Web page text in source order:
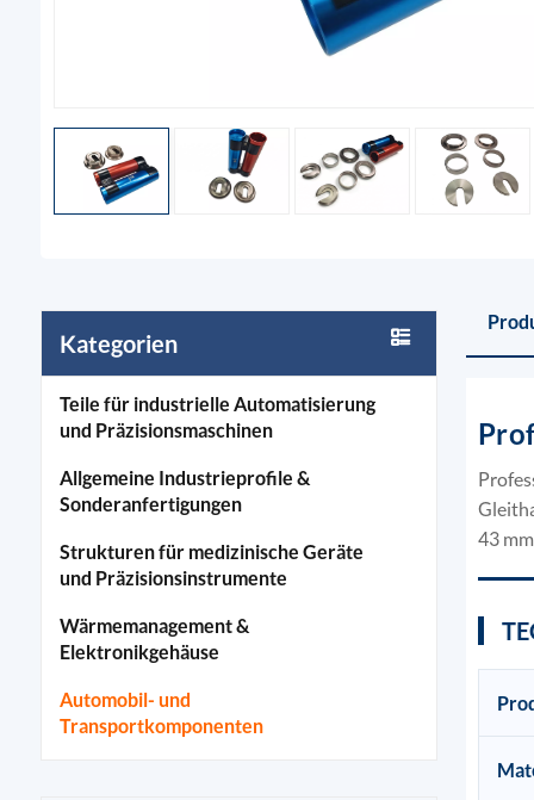
Kategorien
Teile für industrielle Automatisierung
und Präzisionsmaschinen
Allgemeine Industrieprofile &
Sonderanfertigungen
Strukturen für medizinische Geräte
und Präzisionsinstrumente
Wärmemanagement &
Elektronikgehäuse
Automobil- und
Transportkomponenten
43